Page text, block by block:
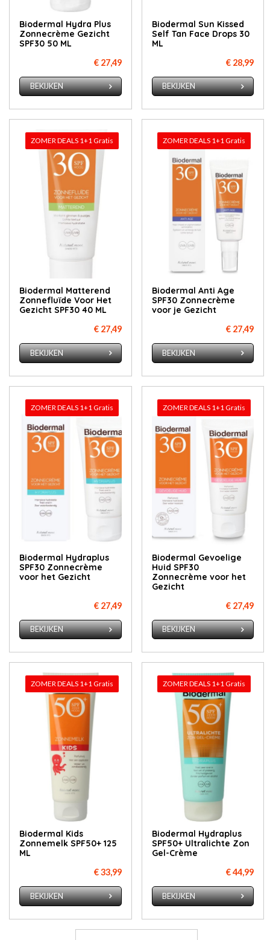
Biodermal Hydra Plus
Zonnecrème Gezicht
SPF30 50 ML
€ 27,49
BEKIJKEN
Biodermal Sun Kissed
Self Tan Face Drops 30
ML
€ 28,99
BEKIJKEN
ZOMER DEALS 1+1 Gratis
Biodermal Matterend
Zonnefluïde Voor Het
Gezicht SPF30 40 ML
€ 27,49
BEKIJKEN
ZOMER DEALS 1+1 Gratis
Biodermal Anti Age
SPF30 Zonnecrème
voor je Gezicht
€ 27,49
BEKIJKEN
ZOMER DEALS 1+1 Gratis
Biodermal Hydraplus
SPF30 Zonnecrème
voor het Gezicht
€ 27,49
BEKIJKEN
ZOMER DEALS 1+1 Gratis
Biodermal Gevoelige
Huid SPF30
Zonnecrème voor het
Gezicht
€ 27,49
BEKIJKEN
ZOMER DEALS 1+1 Gratis
Biodermal Kids
Zonnemelk SPF50+ 125
ML
€ 33,99
BEKIJKEN
ZOMER DEALS 1+1 Gratis
Biodermal Hydraplus
SPF50+ Ultralichte Zon
Gel-Crème
€ 44,99
BEKIJKEN